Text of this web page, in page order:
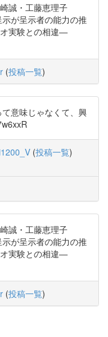
誠・工藤恵理子
が呈示者の能力の推
実験との相違―
(投稿一覧)
意味じゃなくて、興
(投稿一覧)
誠・工藤恵理子
が呈示者の能力の推
実験との相違―
(投稿一覧)